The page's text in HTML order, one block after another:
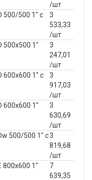
/шт
500/500 1" c
3
533,33
/шт
500х500 1"
3
247,01
/шт
600х600 1" c
3
917,03
/шт
600х600 1"
3
630,69
/шт
500/500 1" с3
819,68
/шт
800х600 1"
7
639,35